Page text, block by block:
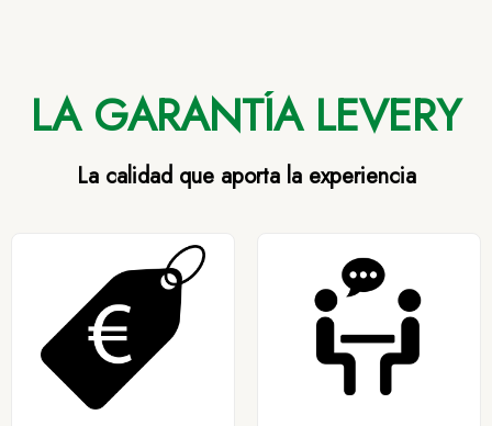
LA GARANTÍA LEVERY
La calidad que aporta la experiencia